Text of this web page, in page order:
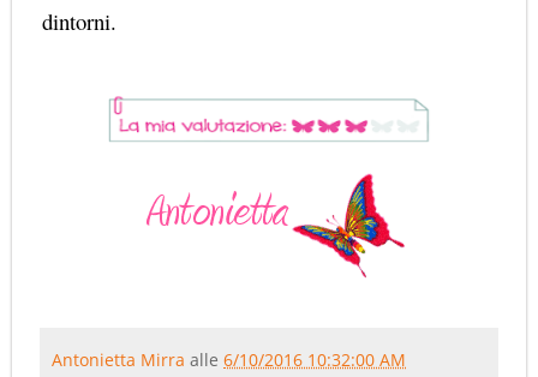
dintorni.
Antonietta Mirra alle 6/10/2016 10:32:00 AM